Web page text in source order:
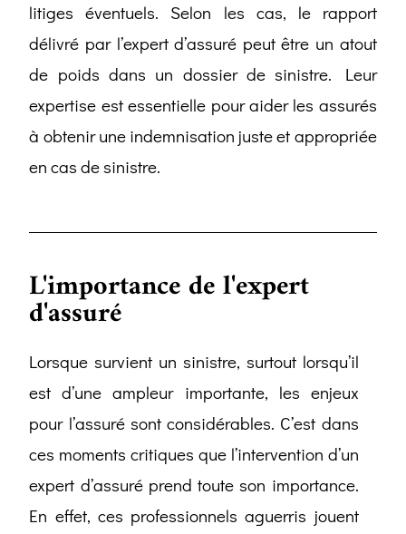
litiges éventuels. Selon les cas, le rapport
délivré par l’expert d’assuré peut être un atout
de poids dans un dossier de sinistre. Leur
expertise est essentielle pour aider les assurés
à obtenir une indemnisation juste et appropriée
en cas de sinistre.
L'importance de l'expert
d'assuré
Lorsque survient un sinistre, surtout lorsqu’il
est d’une ampleur importante, les enjeux
pour l’assuré sont considérables. C’est dans
ces moments critiques que l’intervention d’un
expert d’assuré prend toute son importance.
En effet, ces professionnels aguerris jouent